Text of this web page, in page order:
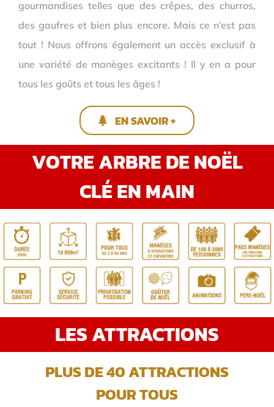
gourmandises telles que des crêpes, des churros,
des gaufres et bien plus encore. Mais ce n’est pas
tout ! Nous offrons également un accès exclusif à
une variété de manèges excitants ! Il y en a pour
tous les goûts et tous les âges !
EN SAVOIR +
VOTRE ARBRE DE NOËL
CLÉ EN MAIN
LES ATTRACTIONS
PLUS DE 40 ATTRACTIONS
POUR TOUS